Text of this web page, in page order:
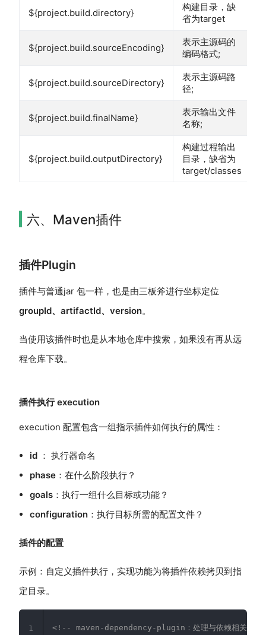
${project.build.directory}
构建目录，缺
省为target
${project.build.sourceEncoding}
表示主源码的
编码格式;
${project.build.sourceDirectory}
表示主源码路
径;
${project.build.finalName}
表示输出文件
名称;
${project.build.outputDirectory}
构建过程输出
目录，缺省为
target/classes
六、Maven插件
插件Plugin
插件与普通jar 包一样，也是由三板斧进行坐标定位
groupId、artifactId、version。
当使用该插件时也是从本地仓库中搜索，如果没有再从远
程仓库下载。
插件执行 execution
execution 配置包含一组指示插件如何执行的属性：
id ： 执行器命名
phase ：在什么阶段执行？
goals ：执行一组什么目标或功能？
configuration ：执行目标所需的配置文件？
插件的配置
示例：自定义插件执行，实现功能为将插件依赖拷贝到指
定目录。
<!-- maven-dependency-plugin：处理与依赖相关的
1